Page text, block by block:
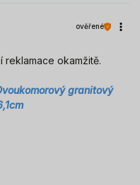
ověřené
okamžitě.
granitový